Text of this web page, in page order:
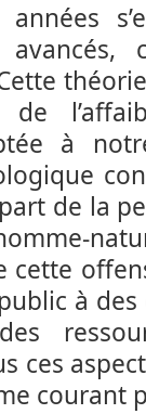
années
à
de la
cette
à
des
ces